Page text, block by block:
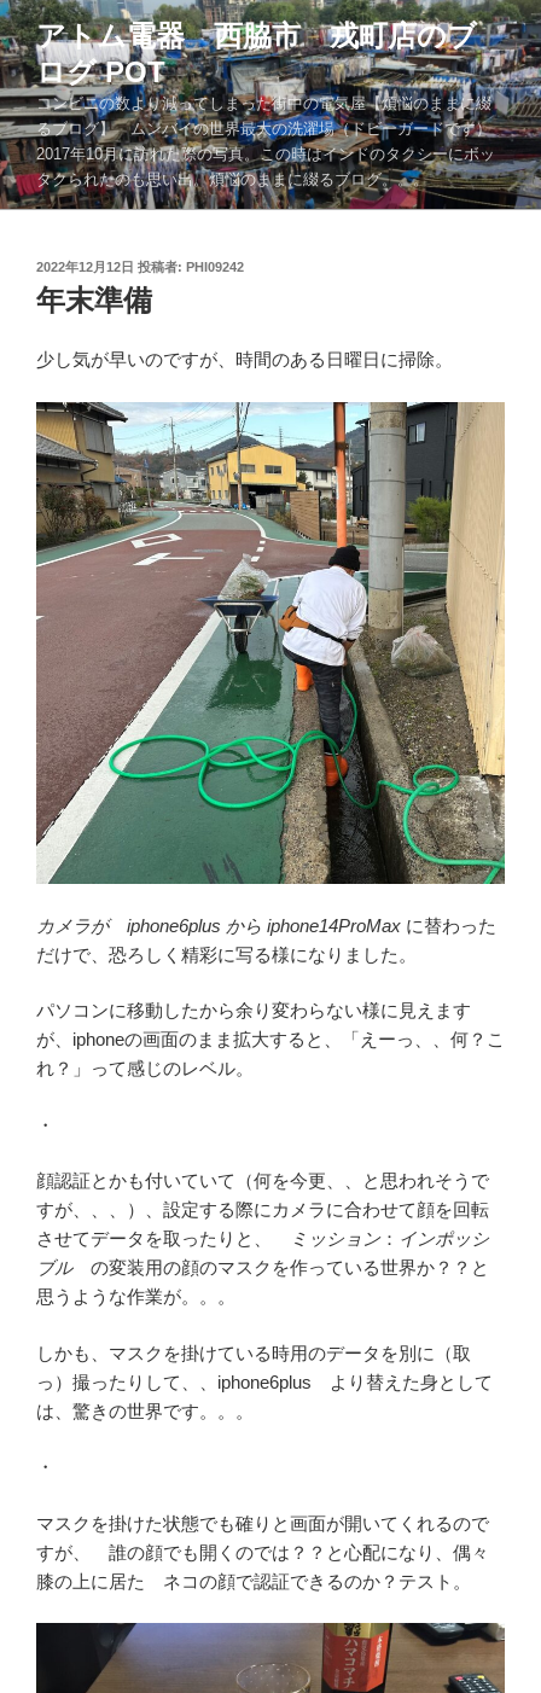
コ
ン
テ
ン
ツ
へ
ス
キ
アトム電器 西脇市 戎町店のブ
ログ POT
コンビニの数より減ってしまった街中の電気屋【煩悩のままに綴
るブログ】 ムンバイの世界最大の洗濯場（ドビーガードです）
2017年10月に訪れた際の写真。この時はインドのタクシーにボッ
タクられたのも思い出。煩悩のままに綴るブログ。。。
投
稿
日:
2022年12月12日 投稿者: PHI09242
年末準備
少し気が早いのですが、時間のある日曜日に掃除。
カメラが iphone6plus から iphone14ProMax に替わった
だけで、恐ろしく精彩に写る様になりました。
パソコンに移動したから余り変わらない様に見えます
が、iphoneの画面のまま拡大すると、「えーっ、、何？こ
れ？」って感じのレベル。
・
顔認証とかも付いていて（何を今更、、と思われそうで
すが、、、）、設定する際にカメラに合わせて顔を回転
させてデータを取ったりと、
ミッション： インポッシ
ブルの変装用の顔のマスクを作っている世界か？？と
思うような作業が。。。
しかも、マスクを掛けている時用のデータを別に（取
っ）撮ったりして、、iphone6plus より替えた身として
は、驚きの世界です。。。
・
マスクを掛けた状態でも確りと画面が開いてくれるので
すが、 誰の顔でも開くのでは？？と心配になり、偶々
膝の上に居た ネコの顔で認証できるのか？テスト。